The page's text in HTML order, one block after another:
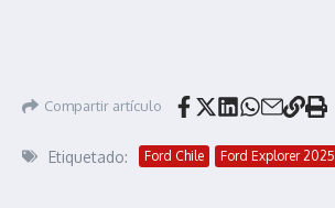
Compartir artículo
Etiquetado: Ford Chile Ford Explorer 2025